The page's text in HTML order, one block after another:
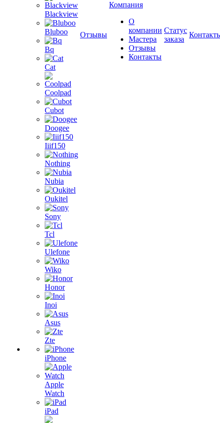
Blackview
Bluboo
Bq
Cat
Coolpad
Cubot
Doogee
Iiif150
Nothing
Nubia
Oukitel
Sony
Tcl
Ulefone
Wiko
Honor
Inoi
Asus
Zte
iPhone
Apple
Watch
iPad
Отзывы
Компания
О
компании
Мастера
Отзывы
Контакты
Статус
заказа